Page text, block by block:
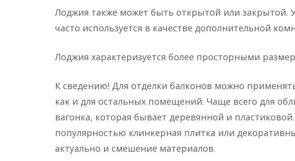
Лоджия также может быть открытой или закрытой.
часто используется в качестве дополнительной
Лоджия характеризуется более просторными
К сведению! Для отделки балконов можно
как и для остальных помещений. Чаще всего для
вагонка, которая бывает деревянной и
популярностью клинкерная плитка или
актуально и смешение материалов.